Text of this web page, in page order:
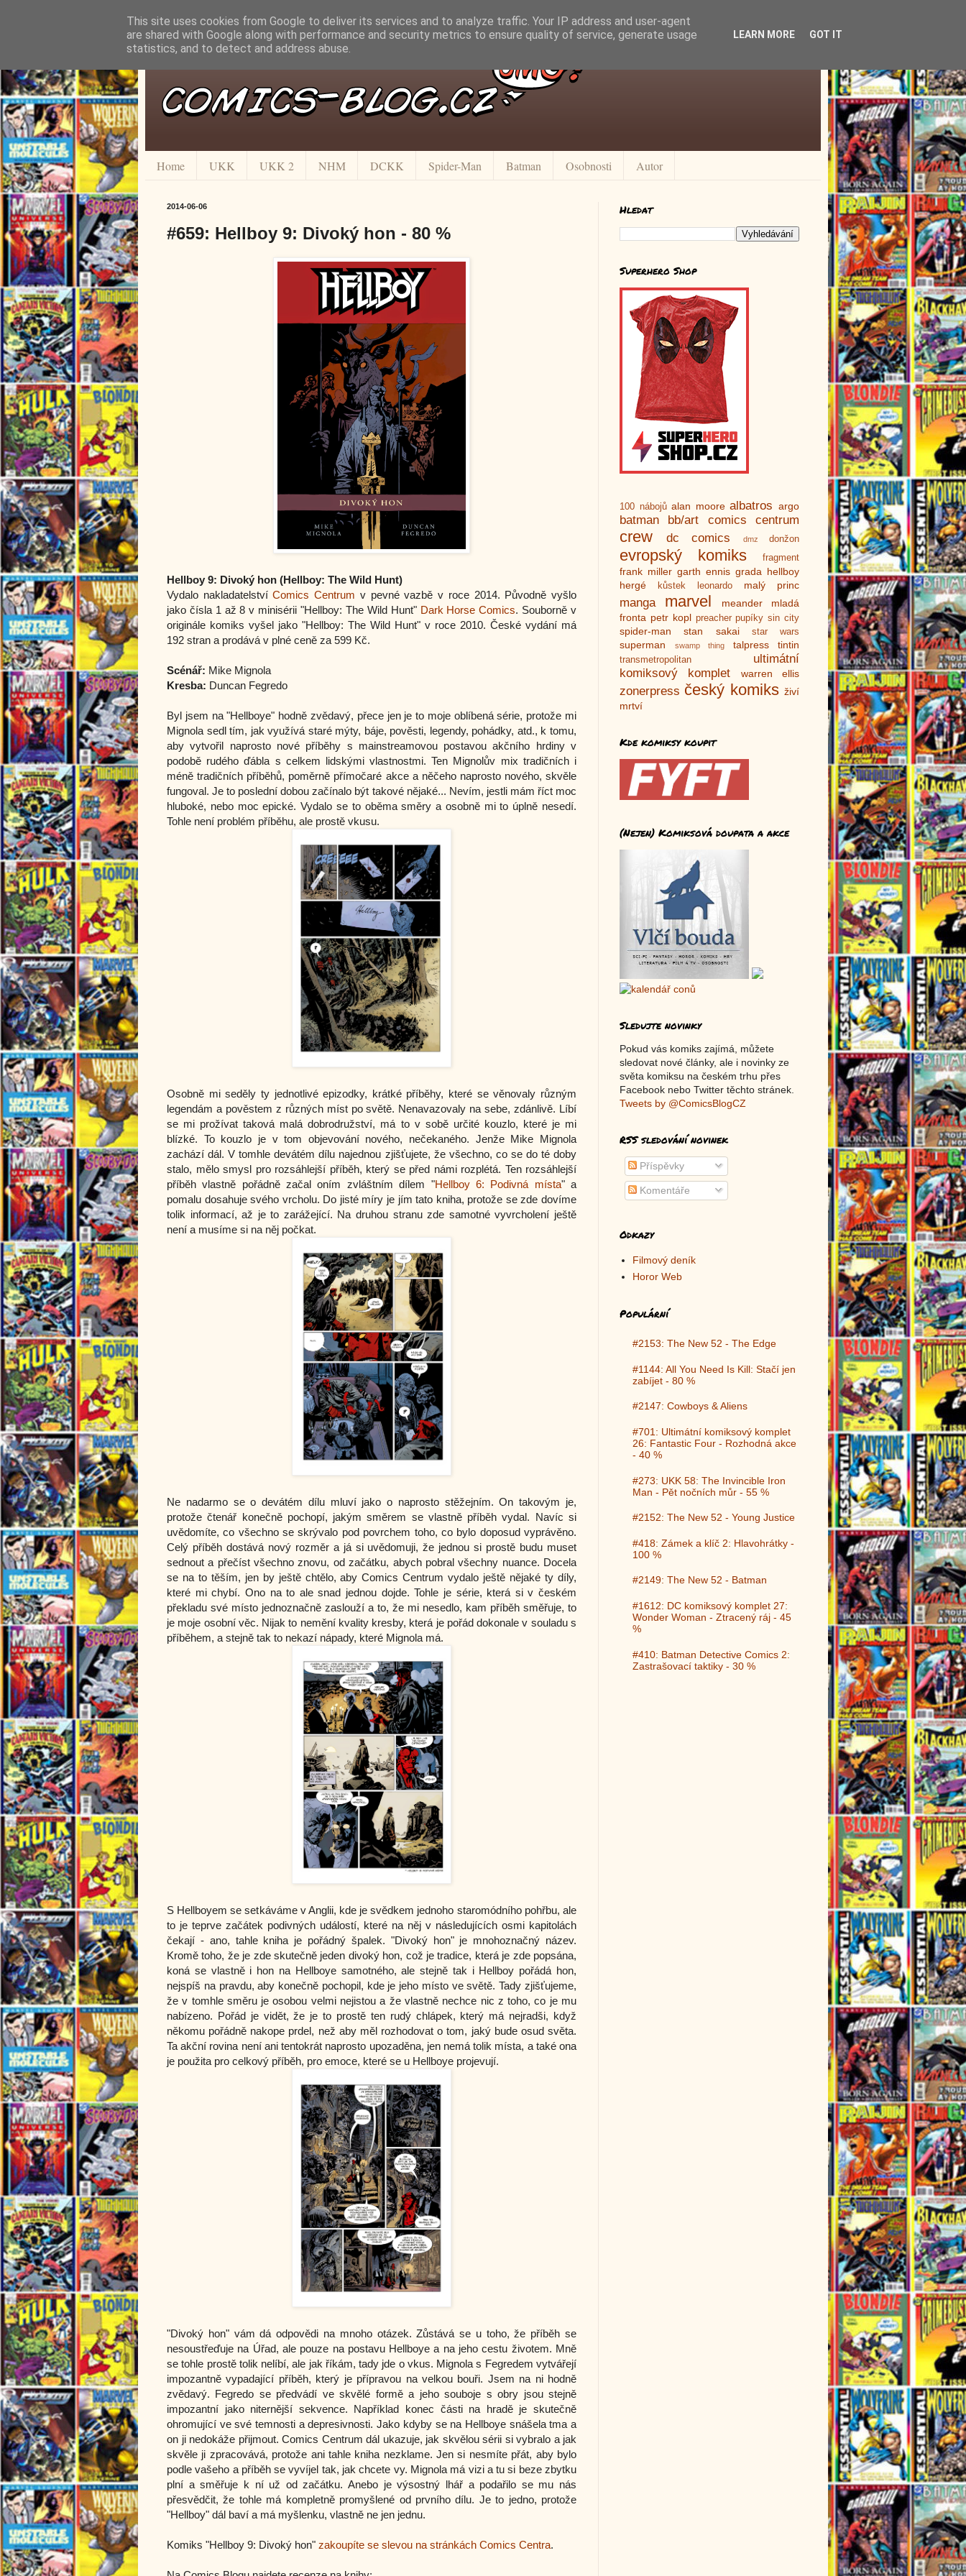
Home UKK UKK 2 NHM DCKK Spider-Man Batman Osobnosti Autor
2014-06-06
#659: Hellboy 9: Divoký hon - 80 %
Hellboy 9: Divoký hon (Hellboy: The Wild Hunt)
Vydalo nakladatelstvíComics Centrum v pevné vazbě v roce 2014. Původně vyšlo
jako čísla 1 až 8 v minisérii "Hellboy: The Wild Hunt" Dark Horse Comics. Souborně v
originále komiks vyšel jako "Hellboy: The Wild Hunt" v roce 2010. České vydání má
192 stran a prodává v plné ceně za 599 Kč.
Scénář: Mike Mignola
Kresba: Duncan Fegredo
Byl jsem na "Hellboye" hodně zvědavý, přece jen je to moje oblíbená série, protože mi
Mignola sedl tím, jak využívá staré mýty, báje, pověsti, legendy, pohádky, atd., k tomu,
aby vytvořil naprosto nové příběhy s mainstreamovou postavou akčního hrdiny v
podobě rudého ďábla s celkem lidskými vlastnostmi. Ten Mignolův mix tradičních i
méně tradičních příběhů, poměrně přímočaré akce a něčeho naprosto nového, skvěle
fungoval. Je to poslední dobou začínalo být takové nějaké... Nevím, jestli mám říct moc
hluboké, nebo moc epické. Vydalo se to oběma směry a osobně mi to úplně nesedí.
Tohle není problém příběhu, ale prostě vkusu.
Osobně mi seděly ty jednotlivé epizodky, krátké příběhy, které se věnovaly různým
legendám a pověstem z různých míst po světě. Nenavazovaly na sebe, zdánlivě. Líbí
se mi prožívat taková malá dobrodružství, má to v sobě určité kouzlo, které je mi
blízké. To kouzlo je v tom objevování nového, nečekaného. Jenže Mike Mignola
zachází dál. V tomhle devátém dílu najednou zjišťujete, že všechno, co se do té doby
stalo, mělo smysl pro rozsáhlejší příběh, který se před námi rozplétá. Ten rozsáhlejší
příběh vlastně pořádně začal oním zvláštním dílem "Hellboy 6: Podivná místa" a
pomalu dosahuje svého vrcholu. Do jisté míry je jím tato kniha, protože se zde dovíme
tolik informací, až je to zarážející. Na druhou stranu zde samotné vyvrcholení ještě
není a musíme si na něj počkat.
Ne nadarmo se o devátém dílu mluví jako o naprosto stěžejním. On takovým je,
protože čtenář konečně pochopí, jakým směrem se vlastně příběh vydal. Navíc si
uvědomíte, co všechno se skrývalo pod povrchem toho, co bylo doposud vyprávěno.
Celý příběh dostává nový rozměr a já si uvědomuji, že jednou si prostě budu muset
sednout a přečíst všechno znovu, od začátku, abych pobral všechny nuance. Docela
se na to těším, jen by ještě chtělo, aby Comics Centrum vydalo ještě nějaké ty díly,
které mi chybí. Ono na to ale snad jednou dojde. Tohle je série, která si v českém
překladu své místo jednoznačně zaslouží a to, že mi nesedlo, kam příběh směřuje, to
je moje osobní věc. Nijak to nemění kvality kresby, která je pořád dokonale v souladu s
příběhem, a stejně tak to nekazí nápady, které Mignola má.
S Hellboyem se setkáváme v Anglii, kde je svědkem jednoho staromódního pohřbu, ale
to je teprve začátek podivných událostí, které na něj v následujících osmi kapitolách
čekají - ano, tahle kniha je pořádný špalek. "Divoký hon" je mnohoznačný název.
Kromě toho, že je zde skutečně jeden divoký hon, což je tradice, která je zde popsána,
koná se vlastně i hon na Hellboye samotného, ale stejně tak i Hellboy pořádá hon,
nejspíš na pravdu, aby konečně pochopil, kde je jeho místo ve světě. Tady zjišťujeme,
že v tomhle směru je osobou velmi nejistou a že vlastně nechce nic z toho, co je mu
nabízeno. Pořád je vidět, že je to prostě ten rudý chlápek, který má nejradši, když
někomu pořádně nakope prdel, než aby měl rozhodovat o tom, jaký bude osud světa.
Ta akční rovina není ani tentokrát naprosto upozaděna, jen nemá tolik místa, a také ona
je použita pro celkový příběh, pro emoce, které se u Hellboye projevují.
"Divoký hon" vám dá odpovědi na mnoho otázek. Zůstává se u toho, že příběh se
nesoustřeďuje na Úřad, ale pouze na postavu Hellboye a na jeho cestu životem. Mně
se tohle prostě tolik nelíbí, ale jak říkám, tady jde o vkus. Mignola s Fegredem vytvářejí
impozantně vypadající příběh, který je přípravou na velkou bouři. Jsem na ni hodně
zvědavý. Fegredo se předvádí ve skvělé formě a jeho souboje s obry jsou stejně
impozantní jako niternější sekvence. Například konec části na hradě je skutečně
ohromující ve své temnosti a depresivnosti. Jako kdyby se na Hellboye snášela tma a
on ji nedokáže přijmout. Comics Centrum dál ukazuje, jak skvělou sérii si vybralo a jak
skvěle ji zpracovává, protože ani tahle kniha nezklame. Jen si nesmíte přát, aby bylo
podle vašeho a příběh se vyvíjel tak, jak chcete vy. Mignola má vizi a tu si beze zbytku
plní a směřuje k ní už od začátku. Anebo je výsostný lhář a podařilo se mu nás
přesvědčit, že tohle má kompletně promyšlené od prvního dílu. Je to jedno, protože
"Hellboy" dál baví a má myšlenku, vlastně ne jen jednu.
Komiks "Hellboy 9: Divoký hon" zakoupíte se slevou na stránkách Comics Centra.
Hledat
Superhero Shop
100 nábojů alan moore albatros argo
batman bb/art comics centrum
crew dc comics dmz donžon
evropský komiks fragment
frank miller garth ennis grada hellboy
hergé
kůstek leonardo malý princ
manga marvel meander
mladá
fronta petr kopl preacher pupíky sin city
spider-man stan sakai star wars
superman swamp thing talpress tintin
transmetropolitan
ultimátní
komiksový komplet
warren ellis
zonerpress český komiks živí
mrtví
Kde komiksy koupit
(Nejen) Komiksová doupata a akce
Sledujte novinky
Pokud vás komiks zajímá, můžete
sledovat nové články, ale i novinky ze
světa komiksu na českém trhu přes
Facebook nebo Twitter těchto stránek.
Tweets by @ComicsBlogCZ
RSS sledování novinek
Příspěvky
Komentáře
Odkazy
Filmový deník
Horor Web
Populární
#2153: The New 52 - The Edge
#1144: All You Need Is Kill: Stačí jen
zabíjet - 80 %
#2147: Cowboys & Aliens
#701: Ultimátní komiksový komplet
26: Fantastic Four - Rozhodná akce
- 40 %
#273: UKK 58: The Invincible Iron
Man - Pět nočních můr - 55 %
#2152: The New 52 - Young Justice
#418: Zámek a klíč 2: Hlavohrátky -
100 %
#2149: The New 52 - Batman
#1612: DC komiksový komplet 27:
Wonder Woman - Ztracený ráj - 45
%
#410: Batman Detective Comics 2:
Zastrašovací taktiky - 30 %
This site uses cookies from Google to deliver its services and to analyze traffic. Your IP address and user-agent
are shared with Google along with performance and security metrics to ensure quality of service, generate usage
statistics, and to detect and address abuse.
LEARN MORE GOT IT